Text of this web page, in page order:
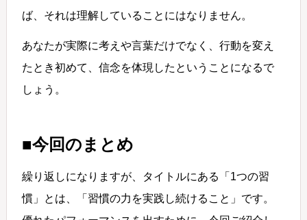
ば、それは理解していることにはなりません。
あなたが実際に考えや言葉だけでなく、行動を変え
たとき初めて、信念を体現したということになるで
しょう。
■今回のまとめ
繰り返しになりますが、タイトルにある「1つの習
慣」とは、「習慣の力を実践し続けること」です。